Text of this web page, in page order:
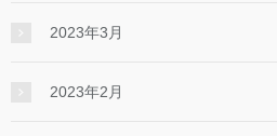
2023年3月
2023年2月